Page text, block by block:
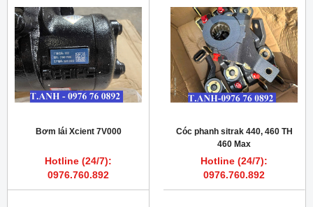
Bơm lái Xcient 7V000
Hotline (24/7):
0976.760.892
Cóc phanh sitrak 440, 460 TH
460 Max
Hotline (24/7):
0976.760.892